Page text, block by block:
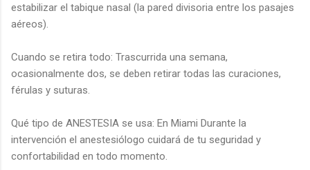
estabilizar el tabique nasal (la pared divisoria entre los pasajes
aéreos).
Cuando se retira todo: Trascurrida una semana,
ocasionalmente dos, se deben retirar todas las curaciones,
férulas y suturas.
Qué tipo de ANESTESIA se usa: En Miami Durante la
intervención el anestesiólogo cuidará de tu seguridad y
confortabilidad en todo momento.